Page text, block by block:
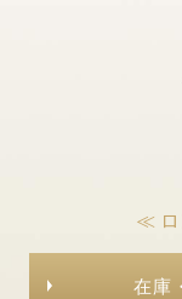
≪ ロ
在庫